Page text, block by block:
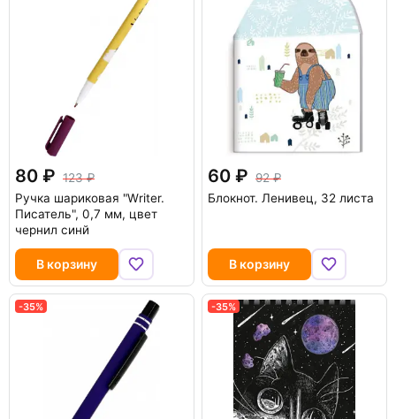
80
123
Ручка шариковая "Writer.
Писатель", 0,7 мм, цвет
чернил синй
В корзину
60
92
Блокнот. Ленивец, 32 листа
В корзину
-35% -35%